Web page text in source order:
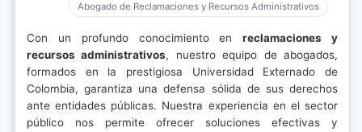
Abogado de Reclamaciones y Recursos Administrativos
Con un profundo conocimiento enreclamaciones y
recursos administrativos, nuestro equipo de abogados,
formados en la prestigiosa Universidad Externado de
Colombia, garantiza una defensa sólida de sus derechos
ante entidades públicas. Nuestra experiencia en el sector
público nos permite ofrecer soluciones efectivas y